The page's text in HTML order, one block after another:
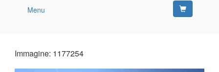
Menu
Immagine: 1177254